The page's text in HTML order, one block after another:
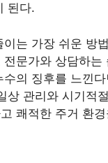
된다.
이는 가장 쉬운 방
전문가와 상담하는
수의 징후를 느낀
상 관리와 시기적
쾌적한 주거 환